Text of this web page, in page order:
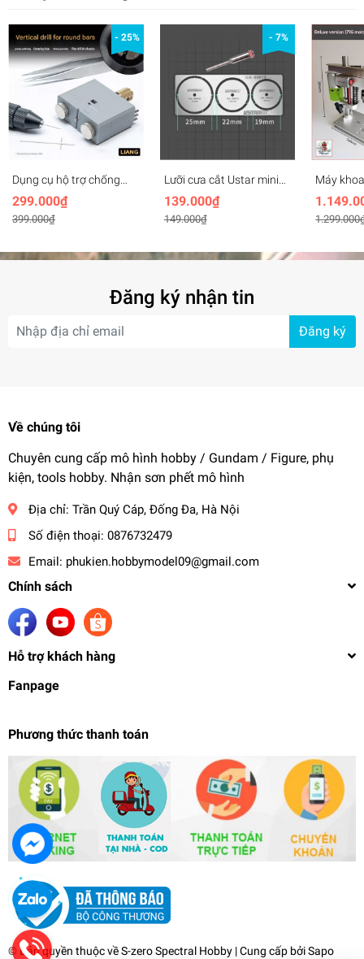
- 25%
Dụng cụ hộ trợ chống
gãy, rung, định tâm cho
mũi khoan mô hình
Round Rod Vertical Drill
299.000₫
399.000₫
- 7%
Lưỡi cưa cắt Ustar mini
siêu mỏng Ultrathin hand
saw scriber blade
UA80015
139.000₫
149.000₫
Máy
795
Mini Drill
Drilling
Đăng ký nhận tin
Đăng ký
Về chúng tôi
Chuyên cung cấp mô hình hobby / Gundam / Figure, phụ
kiện, tools hobby. Nhận sơn phết mô hình
Địa chỉ: Trần Quý Cáp, Đống Đa, Hà Nội
Số điện thoại: 0876732479
Email: phukien.hobbymodel09@gmail.com
Chính sách
Hỗ trợ khách hàng
Fanpage
Phương thức thanh toán
© Bản quyền thuộc vềS-zero Spectral Hobby | Cung cấp bởiSapo
Bộ khoan tay mini kèm 5 mũi khoan 0.8 1.0 1.5
169.000₫
undefined